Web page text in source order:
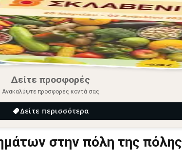
Δείτε προσφορές
Ανακαλύψτε προσφορές κοντά σας
Δείτε περισσότερα
στην πόλη της πόλης